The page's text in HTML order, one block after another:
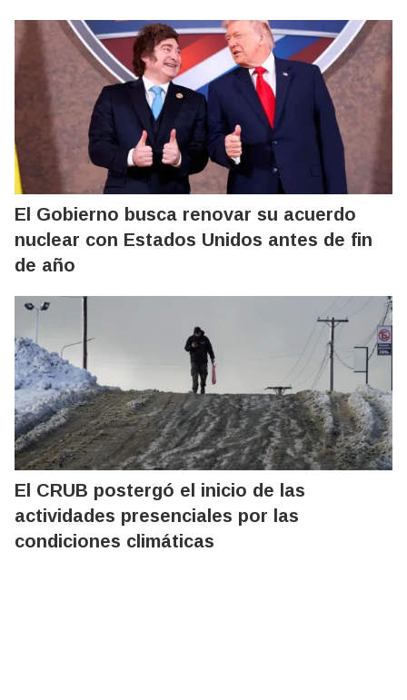
El Gobierno busca renovar su acuerdo
nuclear con Estados Unidos antes de fin
de año
El CRUB postergó el inicio de las
actividades presenciales por las
condiciones climáticas